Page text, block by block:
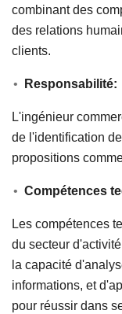
combinant des
des relations
clients.
Responsabilité:
L'ingénieur
de l'identification
propositions
Compétences
Les compétences
du secteur
la capacité
informations, et
pour réussir dans